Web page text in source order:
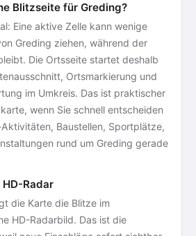
Blitzseite für Greding?
Eine aktive Zelle kann wenige
Greding ziehen, während der
Die Ortsseite startet deshalb
Ortsmarkierung und
im Umkreis. Das ist praktischer
wenn Sie schnell entscheiden
Baustellen, Sportplätze,
rund um Greding gerade
Radar
die Karte die Blitze im
HD-Radarbild. Das ist die